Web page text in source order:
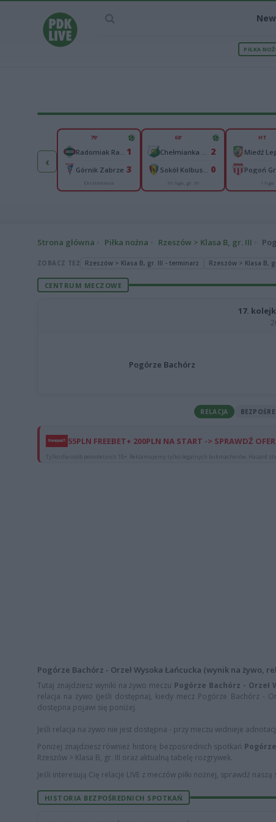
PIŁKA
‹
40
50
79'
1
Górnik Zabrze 3
Ekstraklasa
68'
2
0
III liga, gr. IV
HT
Miedź
I liga
Strona główna Piłka nożna Rzeszów > Klasa B, gr. III
ZOBACZ TEŻ Rzeszów > Klasa B, gr. III - terminarz Rzeszów > Klasa B,
CENTRUM MECZOWE
17.
Pogórze Bachórz
RELACJA
55PLN FREEBET+ 200PLN NA START -> SPRAWDŹ
Tylko dla osób pełnoletnich 18+. Reklamujemy tylko legalnych bukmacherów. Hazard
Pogórze Bachórz - Orzeł Wysoka Łańcucka (wynik na żywo,
Tutaj znajdziesz wyniki na żywo meczu Pogórze Bachórz - Orzeł
relacja na żywo (jeśli dostępna), kiedy mecz Pogórze Bachórz -
dostępna pojawi się poniżej.
Jeśli relacja na żywo nie jest dostępna - przy meczu widnieje
Poniżej znajdziesz również historę bezpośrednich spotkań
Rzeszów > Klasa B, gr. III oraz aktualną tabelę rozgrywek.
Jeśli interesują Cię relacje LIVE z meczów piłki nożnej, sprawdź naszą
HISTORIA BEZPOŚREDNICH SPOTKAŃ